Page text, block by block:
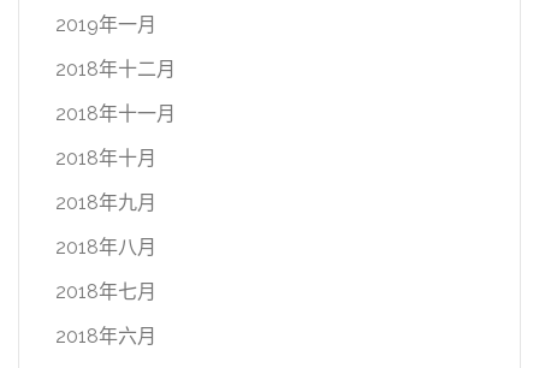
2019年一月
2018年十二月
2018年十一月
2018年十月
2018年九月
2018年八月
2018年七月
2018年六月